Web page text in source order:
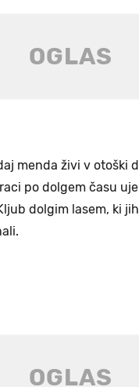
menda živi v otoški
po dolgem času
dolgim lasem, ki